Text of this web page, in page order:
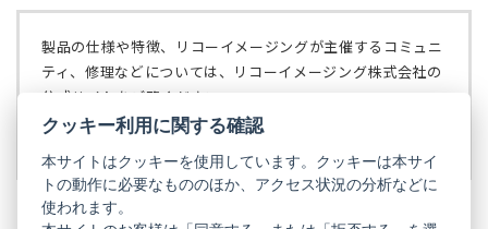
で
く）
ブ
で
開
製品の仕様や特徴、リコーイメージングが主催するコミュニ
ティ、修理などについては、リコーイメージング株式会社の
公式サイトをご覧ください。
リコーイメージング株式会社の公式サイト
（新
し
い
タ
ブ
クッキー利用に関する確認
本サイトはクッキーを使用しています。クッキーは本サイ
トの動作に必要なもののほか、アクセス状況の分析などに
使われます。